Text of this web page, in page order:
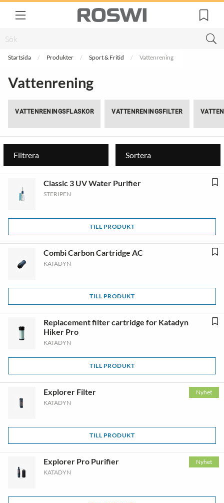
Startsida Produkter Sport & Fritid Vattenrening
Vattenrening
VATTENRENINGSFLASKOR VATTENRENINGSFILTER
Filtrera Sortera
Classic 3 UV Water Purifier
STERIPEN
TILL PRODUKT
Combi Carbon Cartridge AC
KATADYN
TILL PRODUKT
Replacement filter cartridge for Katadyn
Hiker Pro
KATADYN
TILL PRODUKT
Nyhet
Explorer Filter
KATADYN
TILL PRODUKT
Nyhet
Explorer Pro Purifier
KATADYN